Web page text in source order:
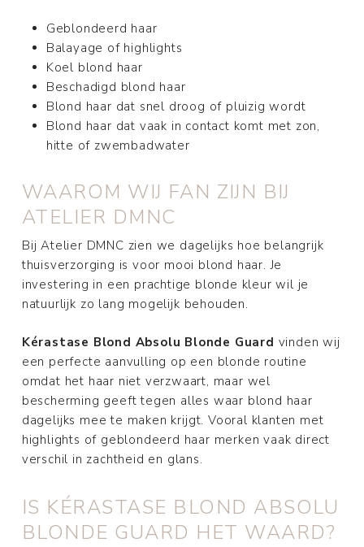
Geblondeerd haar
Balayage of highlights
Koel blond haar
Beschadigd blond haar
Blond haar dat snel droog of pluizig wordt
Blond haar dat vaak in contact komt met zon,
hitte of zwembadwater
WAAROM WIJ FAN ZIJN BIJ
ATELIER DMNC
Bij Atelier DMNC zien we dagelijks hoe belangrijk
thuisverzorging is voor mooi blond haar. Je
investering in een prachtige blonde kleur wil je
natuurlijk zo lang mogelijk behouden.
Kérastase Blond Absolu Blonde Guard vinden wij
een perfecte aanvulling op een blonde routine
omdat het haar niet verzwaart, maar wel
bescherming geeft tegen alles waar blond haar
dagelijks mee te maken krijgt. Vooral klanten met
highlights of geblondeerd haar merken vaak direct
verschil in zachtheid en glans.
IS KÉRASTASE BLOND ABSOLU
BLONDE GUARD HET WAARD?